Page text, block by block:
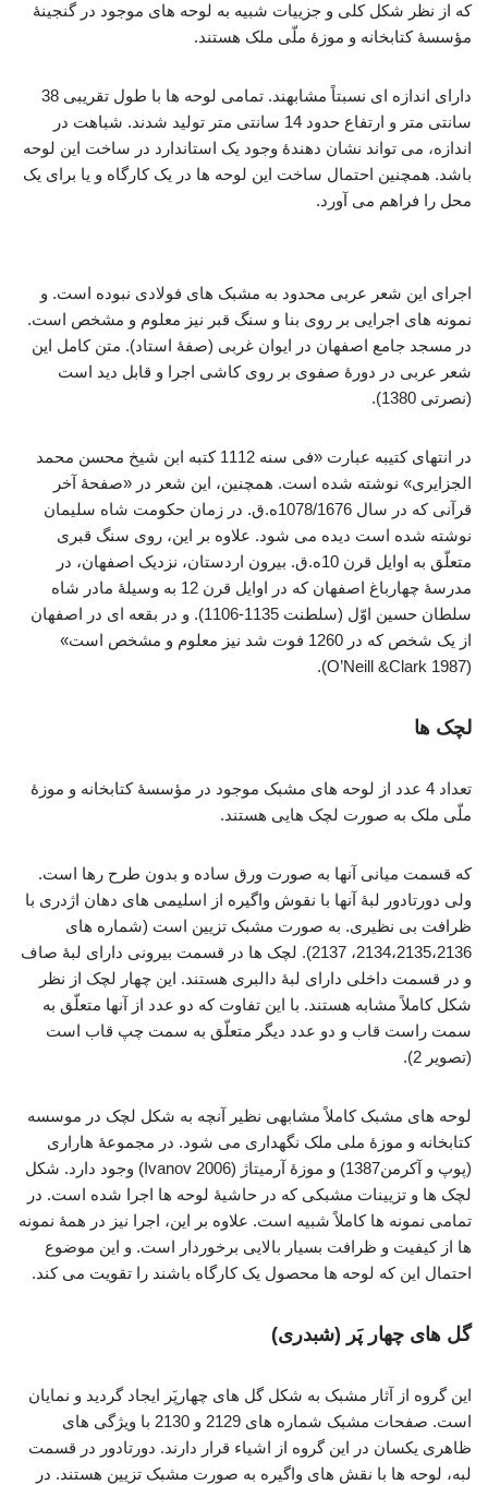
که از نظر شکل کلی و جزییات شبیه به لوحه های موجود در گنجینۀ
مؤسسۀ کتابخانه و موزۀ ملّی ملک هستند.
دارای اندازه ای نسبتاً مشابهند. تمامی لوحه ها با طول تقریبی 38
سانتی متر و ارتفاع حدود 14 سانتی متر تولید شدند. شباهت در
اندازه، می تواند نشان دهندۀ وجود یک استاندارد در ساخت این لوحه
باشد. همچنین احتمال ساخت این لوحه ها در یک کارگاه و یا برای یک
محل را فراهم می آورد.
اجرای این شعر عربی محدود به مشبک های فولادی نبوده است. و
نمونه های اجرایی بر روی بنا و سنگ قبر نیز معلوم و مشخص است.
در مسجد جامع اصفهان در ایوان غربی (صفۀ استاد). متن کامل این
شعر عربی در دورۀ صفوی بر روی کاشی اجرا و قابل دید است
(نصرتی 1380).
در انتهای کتیبه عبارت «فی سنه 1112 کتبه ابن شیخ محسن محمد
الجزایری» نوشته شده است. همچنین، این شعر در «صفحۀ آخر
قرآنی که در سال 1078/1676ه.ق. در زمان حکومت شاه سلیمان
نوشته شده است دیده می شود. علاوه بر این، روی سنگ قبری
متعلّق به اوایل قرن 10ه.ق. بیرون اردستان، نزدیک اصفهان، در
مدرسۀ چهارباغ اصفهان که در اوایل قرن 12 به وسیلۀ مادر شاه
سلطان حسین اوّل (سلطنت 1135-1106). و در بقعه ای در اصفهان
از یک شخص که در 1260 فوت شد نیز معلوم و مشخص است»
(1987 O’Neill &Clark).
لچک ها
تعداد 4 عدد از لوحه های مشبک موجود در مؤسسۀ کتابخانه و موزۀ
ملّی ملک به صورت لچک هایی هستند.
که قسمت میانی آنها به صورت ورق ساده و بدون طرح رها است.
ولی دورتادور لبۀ آنها با نقوش واگیره از اسلیمی های دهان اژدری با
ظرافت بی نظیری. به صورت مشبک تزیین است (شماره های
2134،2135،2136، 2137). لچک ها در قسمت بیرونی دارای لبۀ صاف
و در قسمت داخلی دارای لبۀ دالبری هستند. این چهار لچک از نظر
شکل کاملاً مشابه هستند. با این تفاوت که دو عدد از آنها متعلّق به
سمت راست قاب و دو عدد دیگر متعلّق به سمت چپ قاب است
(تصویر 2).
لوحه های مشبک کاملاً مشابهی نظیر آنچه به شکل لچک در موسسه
کتابخانه و موزۀ ملی ملک نگهداری می شود. در مجموعۀ هاراری
(پوپ و آکرمن1387) و موزۀ آرمیتاژ (Ivanov 2006) وجود دارد. شکل
لچک ها و تزیینات مشبکی که در حاشیۀ لوحه ها اجرا شده است. در
تمامی نمونه ها کاملاً شبیه است. علاوه بر این، اجرا نیز در همۀ نمونه
ها از کیفیت و ظرافت بسیار بالایی برخوردار است. و این موضوع
احتمال این که لوحه ها محصول یک کارگاه باشند را تقویت می کند.
گل های چهار پَر (شبدری)
این گروه از آثار مشبک به شکل گل های چهارپَر ایجاد گردید و نمایان
است. صفحات مشبک شماره های 2129 و 2130 با ویژگی های
ظاهری یکسان در این گروه از اشیاء قرار دارند. دورتادور در قسمت
لبه، لوحه ها با نقش های واگیره به صورت مشبک تزیین هستند. در